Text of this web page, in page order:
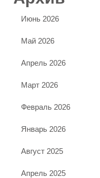
Июнь 2026
Май 2026
Апрель 2026
Март 2026
Февраль 2026
Январь 2026
Август 2025
Апрель 2025